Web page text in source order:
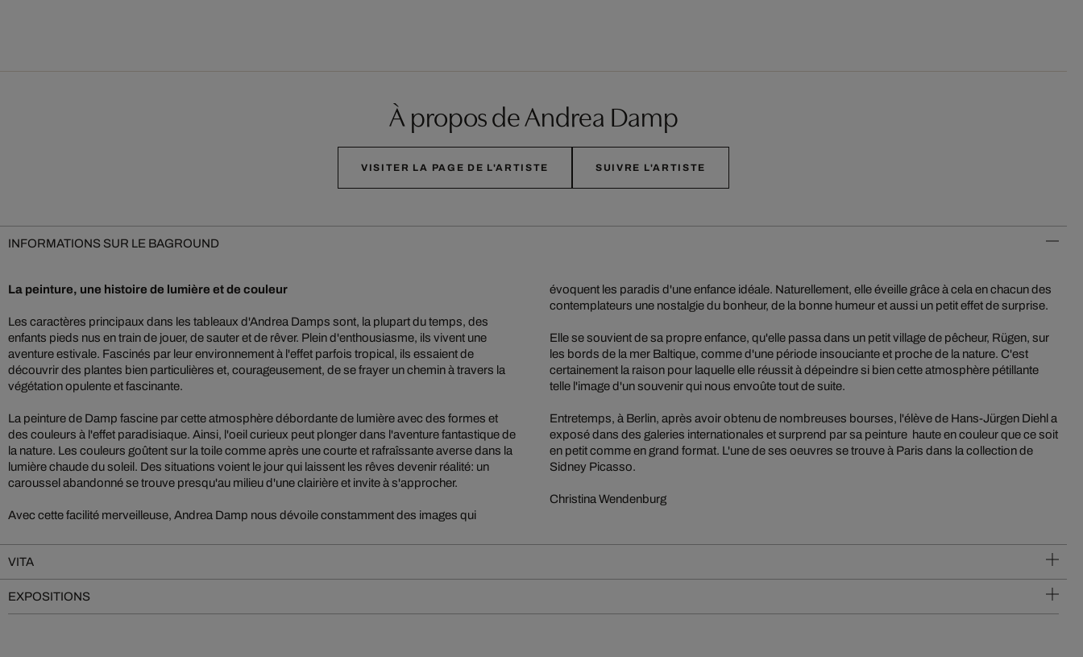
À propos de Andrea Damp
VISITER LA PAGE DE L'ARTISTE SUIVRE L'ARTISTE
INFORMATIONS SUR LE BAGROUND
La peinture, une histoire de lumière et de couleur
Les caractères principaux dans les tableaux d'Andrea Damps sont, la plupart du temps, des
enfants pieds nus en train de jouer, de sauter et de rêver. Plein d'enthousiasme, ils vivent une
aventure estivale. Fascinés par leur environnement à l'effet parfois tropical, ils essaient de
découvrir des plantes bien particulières et, courageusement, de se frayer un chemin à travers la
végétation opulente et fascinante.
La peinture de Damp fascine par cette atmosphère débordante de lumière avec des formes et
des couleurs à l'effet paradisiaque. Ainsi, l'oeil curieux peut plonger dans l'aventure fantastique de
la nature. Les couleurs goûtent sur la toile comme après une courte et rafraîssante averse dans la
lumière chaude du soleil. Des situations voient le jour qui laissent les rêves devenir réalité: un
caroussel abandonné se trouve presqu'au milieu d'une clairière et invite à s'approcher.
Avec cette facilité merveilleuse, Andrea Damp nous dévoile constamment des images qui
évoquent les paradis d'une enfance idéale. Naturellement, elle éveille grâce à cela en chacun des
contemplateurs une nostalgie du bonheur, de la bonne humeur et aussi un petit effet de surprise.
Elle se souvient de sa propre enfance, qu'elle passa dans un petit village de pêcheur, Rügen, sur
les bords de la mer Baltique, comme d'une période insouciante et proche de la nature. C'est
certainement la raison pour laquelle elle réussit à dépeindre si bien cette atmosphère pétillante
telle l'image d'un souvenir qui nous envoûte tout de suite.
Entretemps, à Berlin, après avoir obtenu de nombreuses bourses, l'élève de Hans-Jürgen Diehl a
exposé dans des galeries internationales et surprend par sa peinture haute en couleur que ce soit
en petit comme en grand format. L'une de ses oeuvres se trouve à Paris dans la collection de
Sidney Picasso.
Christina Wendenburg
VITA
EXPOSITIONS